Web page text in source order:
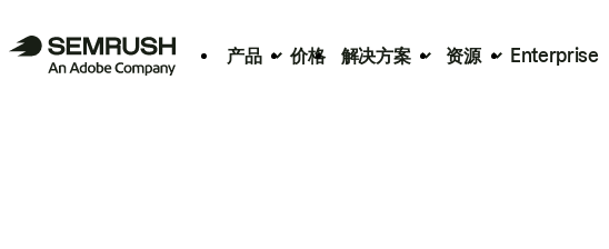
产品 价格 解决方案 资源 Enterprise